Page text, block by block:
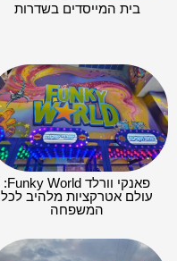
בית המייסדים בשדרות
פאנקי וורלד Funky World:
עולם אטרקציות מלהיב לכל
המשפחה